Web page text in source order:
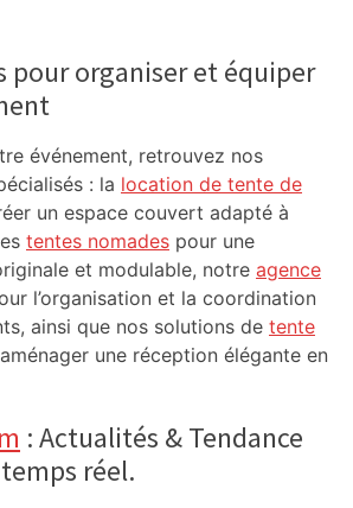
pour organiser et équiper
événement, retrouvez nos
: la location de tente de
un espace couvert adapté à
tentes nomades pour une
et modulable, notre agence
l’organisation et la coordination
ainsi que nos solutions de tente
une réception élégante en
: Actualités & Tendance
réel.